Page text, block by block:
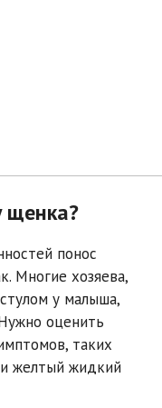
щенка?
понос
Многие хозяева,
у малыша,
оценить
таких
желтый жидкий